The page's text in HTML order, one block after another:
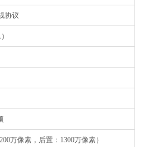
协议
万像素，后置：1300万像素）